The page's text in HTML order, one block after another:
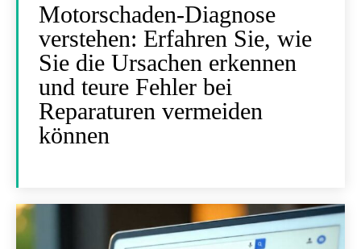
Motorschaden-Diagnose
verstehen: Erfahren Sie, wie
Sie die Ursachen erkennen
und teure Fehler bei
Reparaturen vermeiden
können